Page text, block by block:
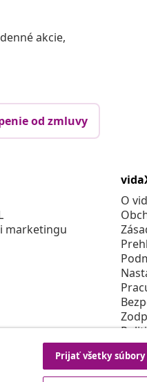
akcie,
od zmluvy
marketingu
O
Prijať všetky súbory